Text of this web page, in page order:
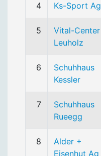
4 Ks-Sport Ag
5
Vital-Center
Leuholz
6
Schuhhaus
Kessler
7
Schuhhaus
Rueegg
8
Alder +
Eisenhut Ag